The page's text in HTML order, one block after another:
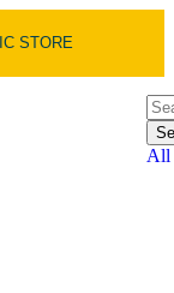
STORE
All